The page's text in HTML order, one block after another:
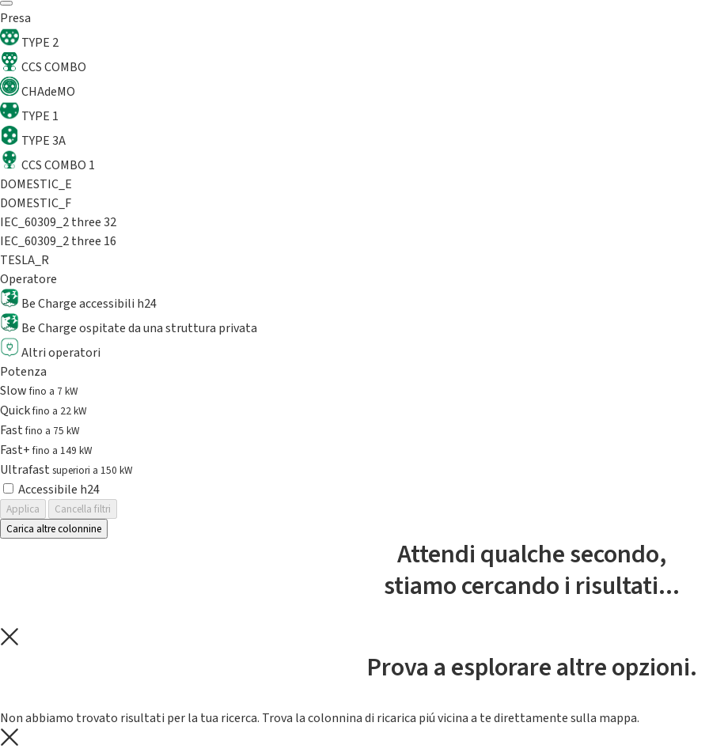
Presa
TYPE 2
CCS COMBO
CHAdeMO
TYPE 1
TYPE 3A
CCS COMBO 1
DOMESTIC_E
DOMESTIC_F
IEC_60309_2 three 32
IEC_60309_2 three 16
TESLA_R
Operatore
Be Charge accessibili h24
Be Charge ospitate da una struttura privata
Altri operatori
Potenza
Slowfino a 7 kW
Quickfino a 22 kW
Fastfino a 75 kW
Fast+fino a 149 kW
Ultrafast superiori a 150 kW
Accessibile h24
Applica
Cancella filtri
Carica altre colonnine
Attendi qualche secondo,
stiamo cercando i risultati...
Prova a esplorare altre opzioni.
Non abbiamo trovato risultati per la tua ricerca. Trova la colonnina di ricarica piú vicina a te direttamente sulla mappa.